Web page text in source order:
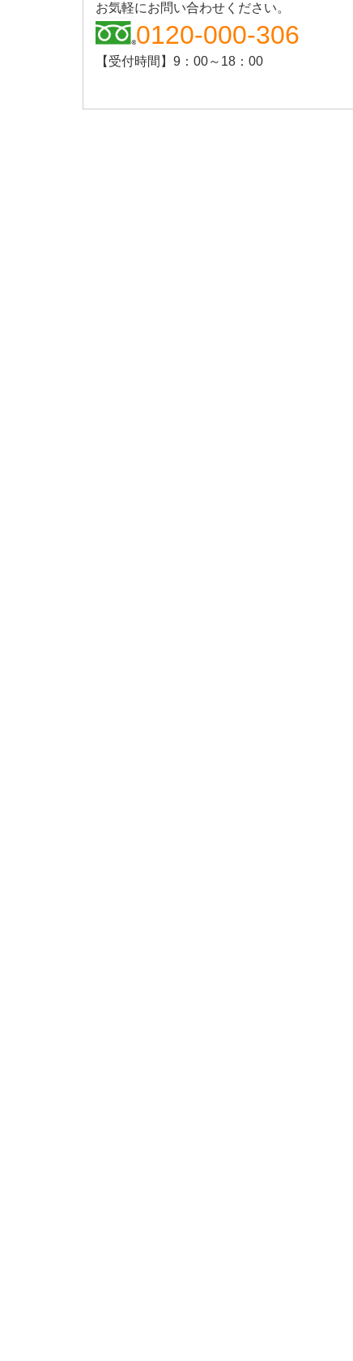
お気軽にお問い合わせください。
0120-000-306
【受付時間】9：00～18：00